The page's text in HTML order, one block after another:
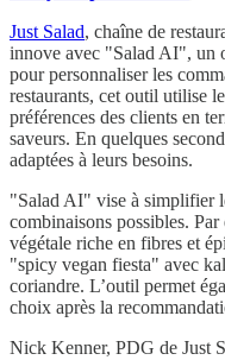
Just Salad, chaîne de
innove avec "Salad AI", un
pour personnaliser les
restaurants, cet outil utilise
préférences des clients en
saveurs. En quelques
adaptées à leurs besoins.
"Salad AI" vise à simplifier
combinaisons possibles.
végétale riche en fibres et
"spicy vegan fiesta" avec
coriandre. L’outil permet
choix après la
Nick Kenner, PDG de Just